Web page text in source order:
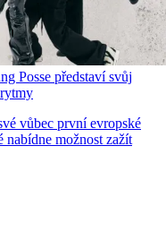
Posse představí svůj
vůbec první evropské
možnost zažít